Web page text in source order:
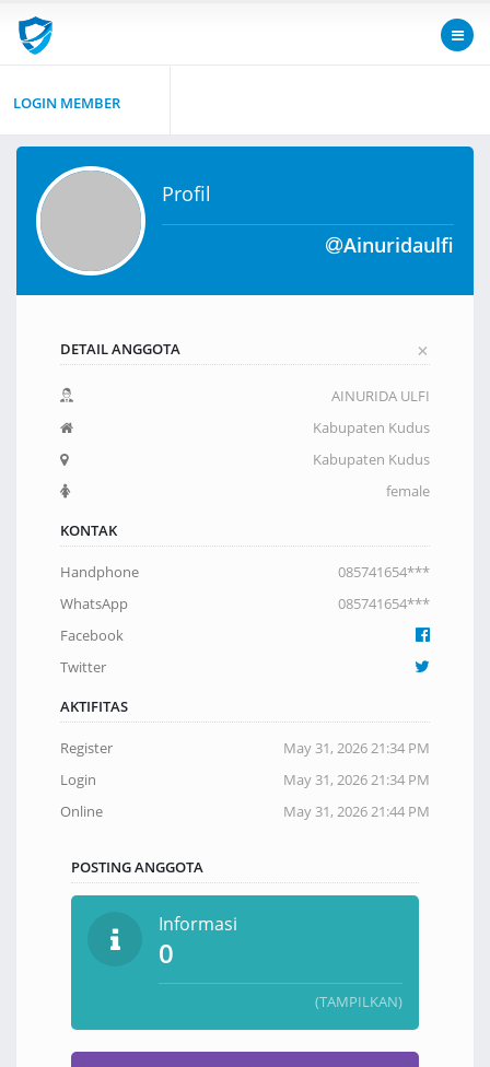
LOGIN MEMBER
Profil
Ainuridaulfi
DETAIL ANGGOTA +
AINURIDA ULFI
Kabupaten Kudus
Kabupaten Kudus
female
KONTAK
Handphone
085741654***
WhatsApp
085741654***
Facebook
Twitter
AKTIFITAS
Register
May 31, 2026 21:34 PM
Login
May 31, 2026 21:34 PM
Online
May 31, 2026 21:44 PM
POSTING ANGGOTA
Informasi
0
(TAMPILKAN)